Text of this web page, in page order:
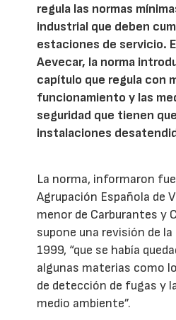
regula las normas
industrial que deben
estaciones de servicio.
Aevecar, la norma
capítulo que regula con
funcionamiento y las
seguridad que tienen
instalaciones
La norma, informaron
Agrupación Española de
menor de Carburantes y
supone una revisión de
1999, “que se había
algunas materias como
de detección de fugas y
medio ambiente”.